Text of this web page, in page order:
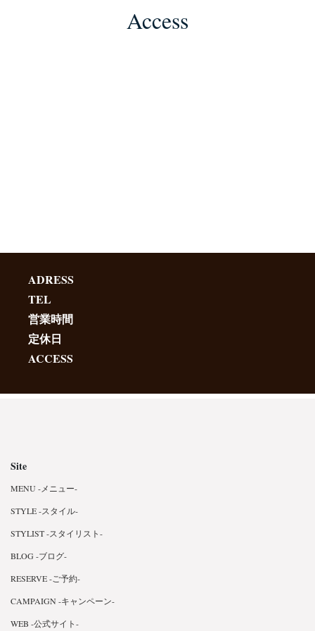
Access
ADRESS
TEL
営業時間
定休日
ACCESS
Site
MENU -メニュー-
STYLE -スタイル-
STYLIST -スタイリスト-
BLOG -ブログ-
RESERVE -ご予約-
CAMPAIGN -キャンペーン-
WEB -公式サイト-